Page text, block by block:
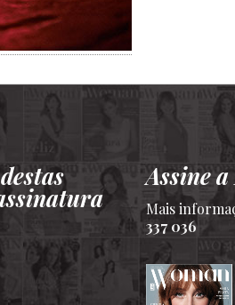
Assine
Mais
337 036